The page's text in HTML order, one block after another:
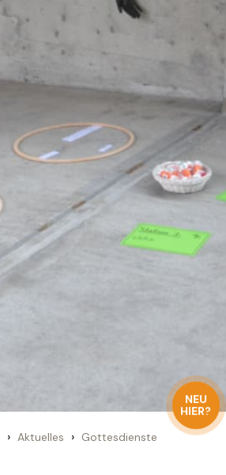
NEU
HIER?
› Aktuelles › Gottesdienste